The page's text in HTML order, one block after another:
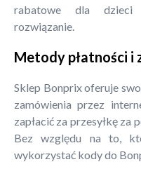
rabatowe dla dzieci
rozwiązanie.
Metody płatności i
Sklep Bonprix oferuje
zamówienia przez
zapłacić za przesyłkę za
Bez względu na to,
wykorzystać kody do